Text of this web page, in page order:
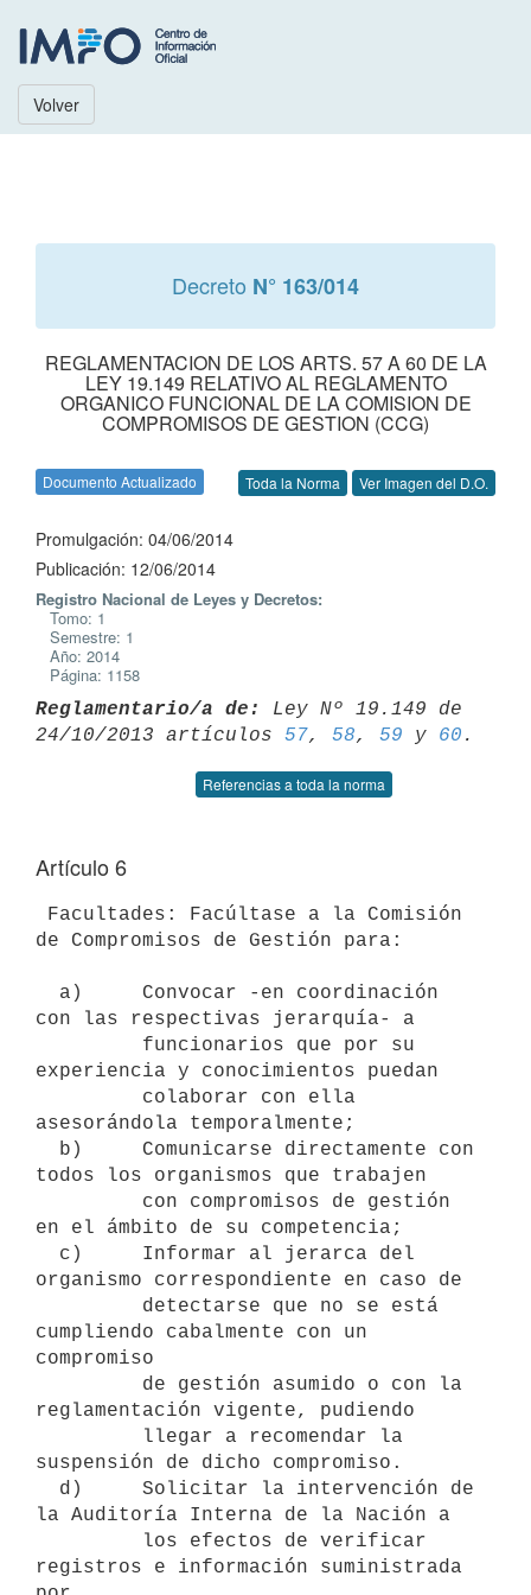
Volver
Decreto N° 163/014
REGLAMENTACION DE LOS ARTS. 57 A 60 DE LA
LEY 19.149 RELATIVO AL REGLAMENTO
ORGANICO FUNCIONAL DE LA COMISION DE
COMPROMISOS DE GESTION (CCG)
Documento Actualizado Toda la Norma Ver Imagen del D.O.
Promulgación: 04/06/2014
Publicación: 12/06/2014
Registro Nacional de Leyes y Decretos:
Tomo: 1
Semestre: 1
Año: 2014
Página: 1158
Reglamentario/a de:
Ley Nº 19.149 de
24/10/2013 artículos 57, 58, 59 y 60
Referencias a toda la norma
Artículo 6
de Compromisos de Gestión para:
con las respectivas jerarquía- a
experiencia y conocimientos puedan
asesorándola temporalmente;
todos los organismos que trabajen
en el ámbito de su competencia;
organismo correspondiente en caso de
cumpliendo cabalmente con un
compromiso
reglamentación vigente, pudiendo
suspensión de dicho compromiso.
la Auditoría Interna de la Nación a
registros e información suministrada